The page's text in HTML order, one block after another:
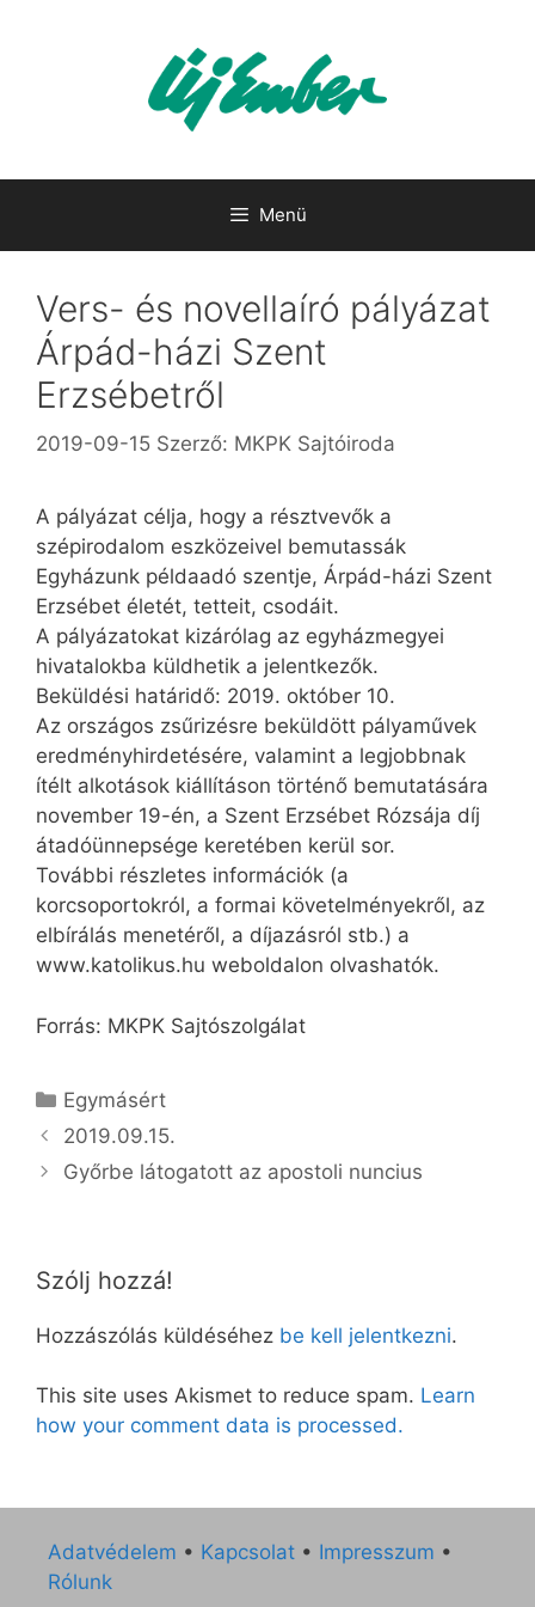
Menü
Vers- és novellaíró pályázat
Árpád-házi Szent
Erzsébetről
2019-09-15 Szerző: MKPK Sajtóiroda
A pályázat célja, hogy a résztvevők a
szépirodalom eszközeivel bemutassák
Egyházunk példaadó szentje, Árpád-házi Szent
Erzsébet életét, tetteit, csodáit.
A pályázatokat kizárólag az egyházmegyei
hivatalokba küldhetik a jelentkezők.
Beküldési határidő: 2019. október 10.
Az országos zsűrizésre beküldött pályaművek
eredményhirdetésére, valamint a legjobbnak
ítélt alkotások kiállításon történő bemutatására
november 19-én, a Szent Erzsébet Rózsája díj
átadóünnepsége keretében kerül sor.
További részletes információk (a
korcsoportokról, a formai követelményekről, az
elbírálás menetéről, a díjazásról stb.) a
www.katolikus.hu weboldalon olvashatók.
Forrás: MKPK Sajtószolgálat
Kategória
Egymásért
2019.09.15.
Győrbe látogatott az apostoli nuncius
Szólj hozzá!
Hozzászólás küldéséhez be kell jelentkezni.
This site uses Akismet to reduce spam. Learn
how your comment data is processed.
Adatvédelem • Kapcsolat • Impresszum •
Rólunk